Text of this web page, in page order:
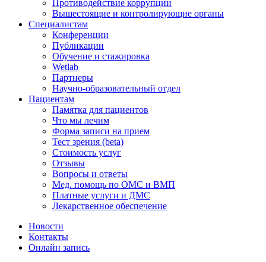
Противодействие коррупции
Вышестоящие и контролирующие органы
Специалистам
Конференции
Публикации
Обучение и стажировка
Wetlab
Партнеры
Научно-образовательный отдел
Пациентам
Памятка для пациентов
Что мы лечим
Форма записи на прием
Тест зрения (beta)
Стоимость услуг
Отзывы
Вопросы и ответы
Мед. помощь по ОМС и ВМП
Платные услуги и ДМС
Лекарственное обеспечение
Новости
Контакты
Онлайн запись